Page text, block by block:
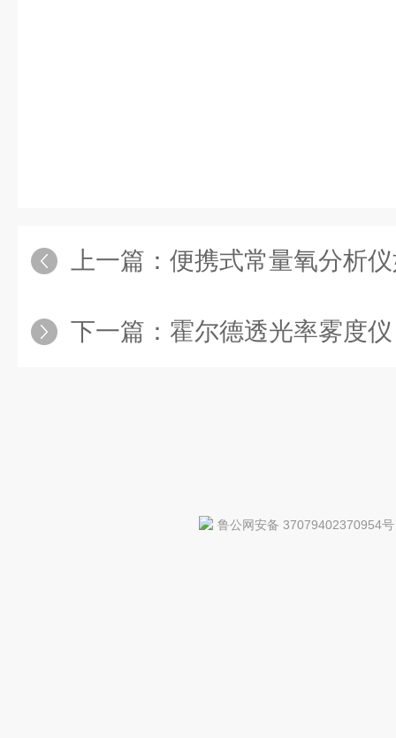
上一篇： 便携式常量氧分析仪如何
下一篇： 霍尔德透光率雾度仪：
鲁公网安备 37079402370954号